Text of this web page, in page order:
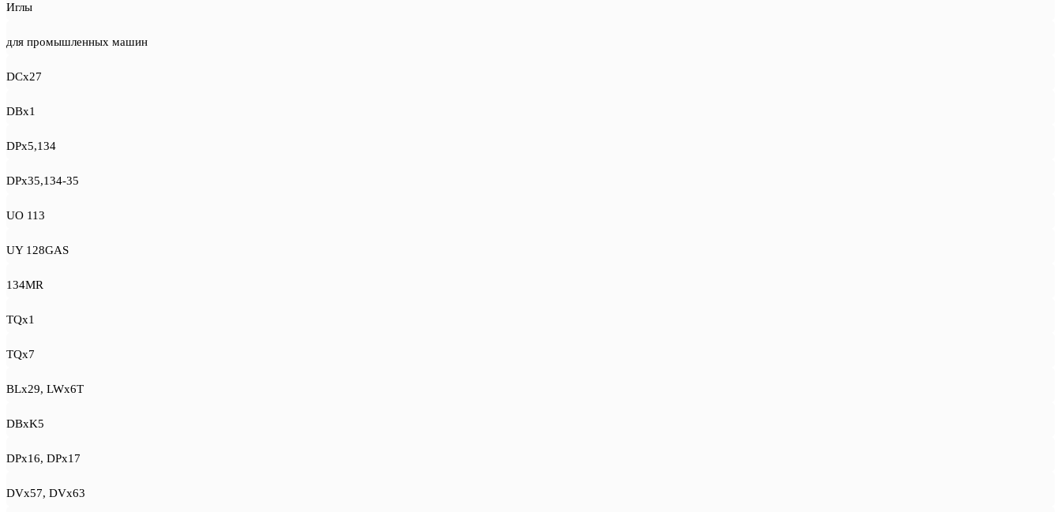
Иглы
для промышленных машин
DCx27
DBx1
DPx5,134
DPx35,134-35
UO 113
UY 128GAS
134MR
TQx1
TQx7
BLx29, LWx6T
DBxK5
DPx16, DPx17
DVx57, DVx63